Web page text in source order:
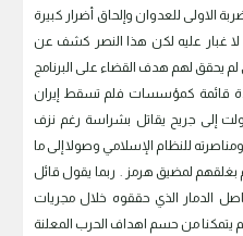
الاولى للعدوان وإلحاق أضرار كبيرة
لا غبار عليه لكن هذا النصر كشف عن
يحقق لهم هدف القضاء على البرنامج
قائمة كمؤسسات فلم تسقط إيران
إلى جريح يقاتل بشراسة رغم نزف
للنظام الإسلامي وصولا إلى ما
بغلقهم لمضيق هرمز . ربما يقول قائل
الدمار الذي حققوه خلال مجريات
لم يتمكنا من حسم اهداف الحرب المعلنة